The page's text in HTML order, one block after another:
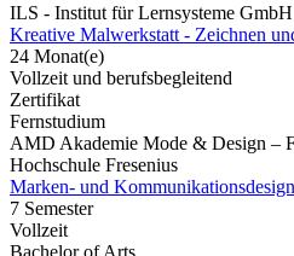
ILS - Institut für Lernsysteme GmbH
Kreative Malwerkstatt - Zeichnen
24 Monat(e)
Vollzeit und berufsbegleitend
Zertifikat
Fernstudium
AMD Akademie Mode & Design –
Hochschule Fresenius
Marken- und
7 Semester
Vollzeit